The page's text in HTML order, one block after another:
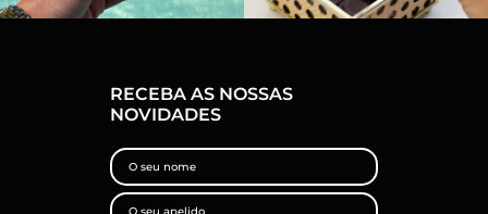
RECEBA AS NOSSAS
NOVIDADES